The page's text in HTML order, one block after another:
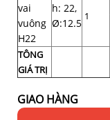
vai
vuông
H22
h: 22,
Ø:12.5
1
TÔNG
GIÁ TRỊ
GIAO HÀNG